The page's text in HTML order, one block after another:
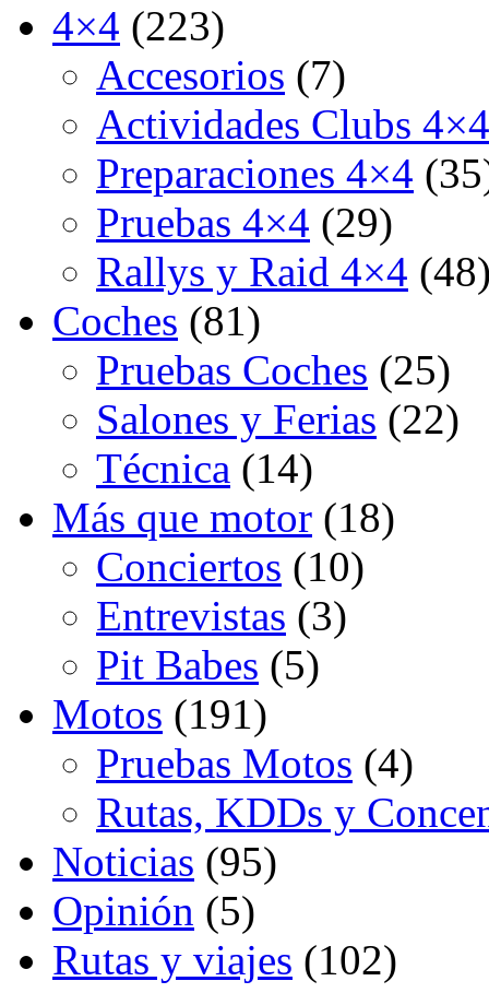
4×4 (223)
Accesorios (7)
Actividades Clubs 4×4
Preparaciones 4×4
Pruebas 4×4 (29)
Rallys y Raid 4×4
Coches (81)
Pruebas Coches (25)
Salones y Ferias (22)
Técnica (14)
Más que motor (18)
Conciertos (10)
Entrevistas (3)
Pit Babes (5)
Motos (191)
Pruebas Motos (4)
Rutas, KDDs y
Noticias (95)
Opinión (5)
Rutas y viajes (102)